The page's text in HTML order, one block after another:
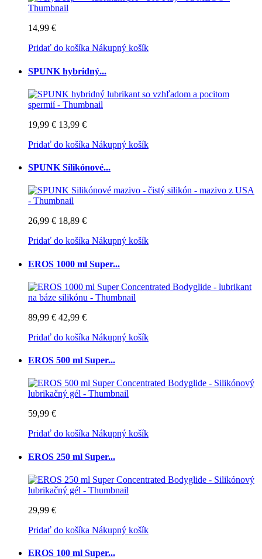
14,99 €
Pridať do košíka Nákupný košík
SPUNK hybridný...
19,99 € 13,99 €
Pridať do košíka Nákupný košík
SPUNK Silikónové...
26,99 € 18,89 €
Pridať do košíka Nákupný košík
EROS 1000 ml Super...
89,99 € 42,99 €
Pridať do košíka Nákupný košík
EROS 500 ml Super...
59,99 €
Pridať do košíka Nákupný košík
EROS 250 ml Super...
29,99 €
Pridať do košíka Nákupný košík
EROS 100 ml Super...